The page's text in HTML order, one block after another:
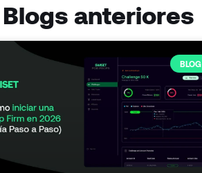
Blogs anteriores
BLOG